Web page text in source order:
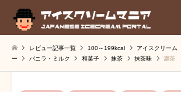
レビュー記事一覧 100～199kcal アイスクリーム
ー
バニラ・ミルク 和菓子 抹茶 抹茶味 濃茶